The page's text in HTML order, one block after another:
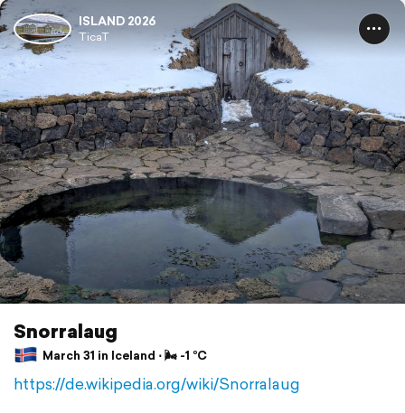
ISLAND 2026
TicaT
Snorralaug
March 31 in Iceland ⋅ 🌬 -1 °C
https://de.wikipedia.org/wiki/Snorralaug